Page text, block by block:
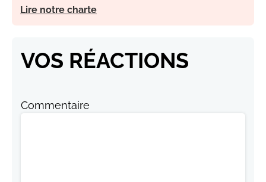
Lire notre charte
VOS RÉACTIONS
Commentaire